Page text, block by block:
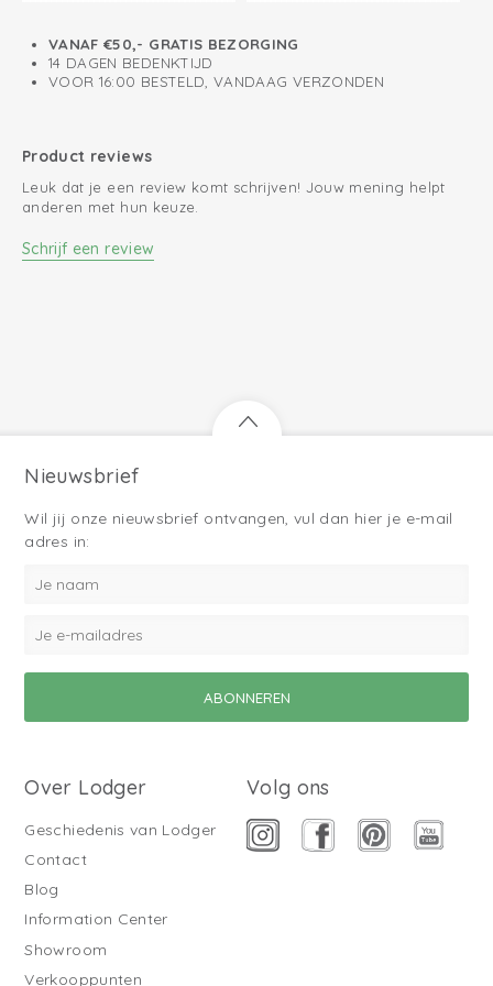
VANAF €50,- GRATIS BEZORGING
14 DAGEN BEDENKTIJD
VOOR 16:00 BESTELD, VANDAAG VERZONDEN
Product reviews
Leuk dat je een review komt schrijven! Jouw mening helpt
anderen met hun keuze.
Schrijf een review
Nieuwsbrief
Wil jij onze nieuwsbrief ontvangen, vul dan hier je e-mail
adres in:
Over Lodger
Geschiedenis van Lodger
Contact
Blog
Information Center
Showroom
Verkooppunten
Volg ons